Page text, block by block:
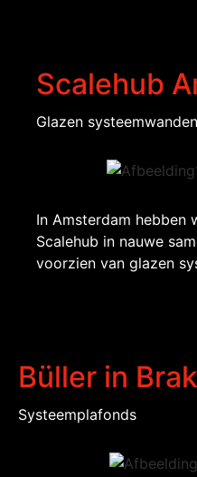
Scalehub
Glazen systeemwanden
In Amsterdam hebben
Scalehub in nauwe
voorzien van glazen
Büller in
Systeemplafonds